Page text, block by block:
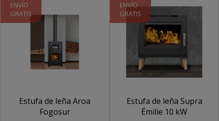
ENVÍO
GRATIS
Estufa de leña Aroa
Fogosur
ENVÍO
GRATIS
Estufa de leña Supra
Émilie 10 kW